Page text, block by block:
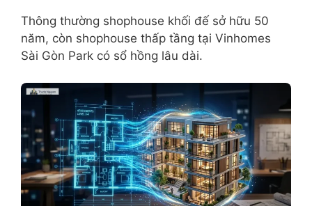
Thông thường shophouse khối đế sở hữu 50
năm, còn shophouse thấp tầng tại Vinhomes
Sài Gòn Park có sổ hồng lâu dài.